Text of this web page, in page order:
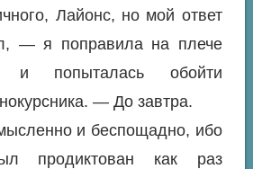
Лайонс, но мой ответ
— я поправила на плече
и попыталась обойти
— До завтра.
и беспощадно, ибо
продиктован как раз